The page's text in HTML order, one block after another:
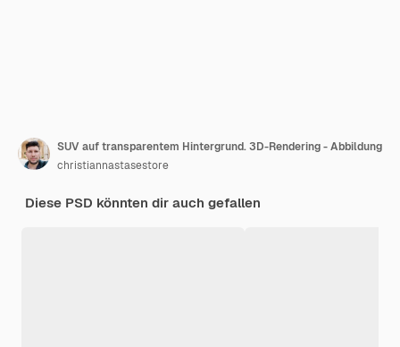
SUV auf transparentem Hintergrund. 3D-Rendering - Abbildung
christiannastasestore
Diese PSD könnten dir auch gefallen